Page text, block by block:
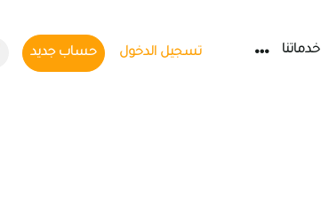
خدماتنا تسجيل الدخول حساب جديد